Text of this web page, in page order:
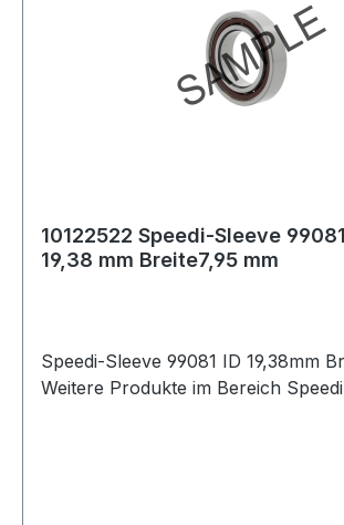
10122522 Speedi-Sleeve
19,38 mm Breite7,95 mm
Speedi-Sleeve 99081 ID 19,38mm
Weitere Produkte